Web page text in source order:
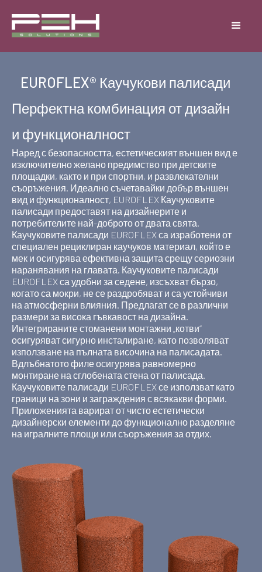
EUROFLEX® Каучукови палисади
Перфектна комбинация от дизайн
и функционалност
Наред с безопасността, естетическият външен вид е
изключително желано предимство при детските
площадки, както и при спортни, и развлекателни
съоръжения. Идеално съчетавайки добър външен
вид и функционалност, EUROFLEX Каучуковите
палисади предоставят на дизайнерите и
потребителите най-доброто от двата свята.
Каучуковите палисади EUROFLEX са изработени от
специален рециклиран каучуков материал, който е
мек и осигурява ефективна защита срещу сериозни
наранявания на главата. Каучуковите палисади
EUROFLEX са удобни за седене, изсъхват бързо,
когато са мокри, не се раздробяват и са устойчиви
на атмосферни влияния. Предлагат се в различни
размери за висока гъвкавост на дизайна.
Интегрираните стоманени монтажни „котви“
осигуряват сигурно инсталиране, като позволяват
използване на пълната височина на палисадата.
Вдлъбнатото филе осигурява равномерно
монтиране на сглобената стена от палисада.
Каучуковите палисади EUROFLEX се използват като
граници на зони и заграждения с всякакви форми.
Приложенията варират от чисто естетически
дизайнерски елементи до функционално разделяне
на игралните площи или съоръжения за отдих.